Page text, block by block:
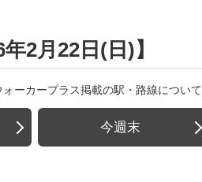
2月22日(日)】
ォーカープラス掲載の駅・路線について
今週末